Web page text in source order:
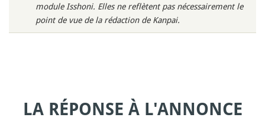
module Isshoni. Elles ne reflètent pas nécessairement le
point de vue de la rédaction de Kanpai.
LA RÉPONSE À L'ANNONCE